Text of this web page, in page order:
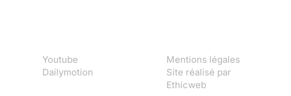
Youtube
Dailymotion
Mentions légales
Site réalisé par
Ethicweb